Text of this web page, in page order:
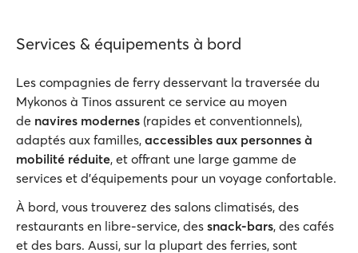
Services & équipements à bord
Les compagnies de ferry desservant la traversée du
Mykonos à Tinos assurent ce service au moyen
de navires modernes (rapides et conventionnels),
adaptés aux familles, accessibles aux personnes à
mobilité réduite, et offrant une large gamme de
services et d'équipements pour un voyage confortable.
À bord, vous trouverez des salons climatisés, des
restaurants en libre-service, des snack-bars, des cafés
et des bars. Aussi, sur la plupart des ferries, sont